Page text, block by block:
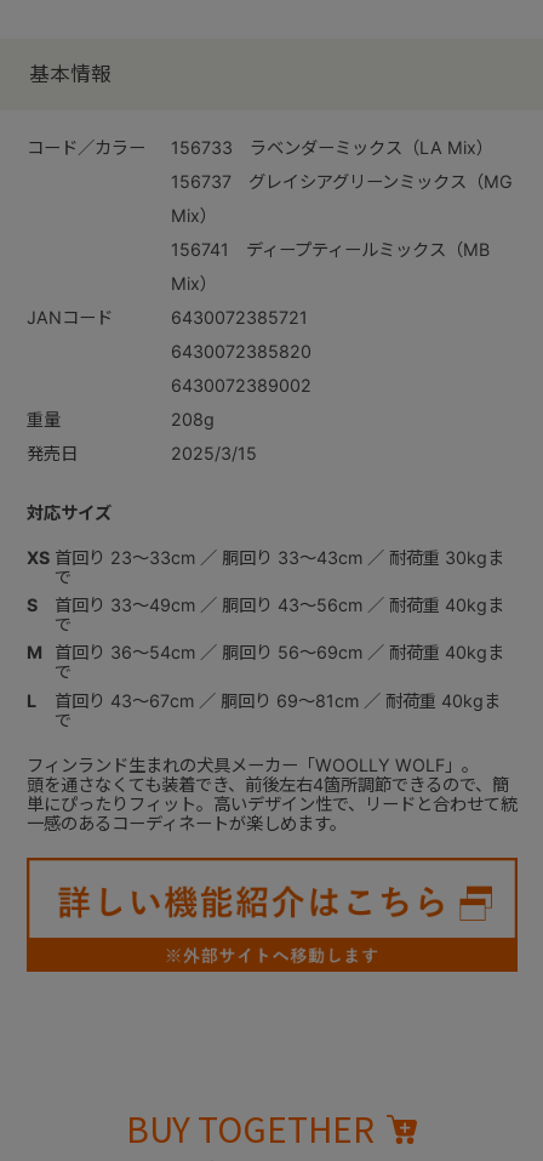
基本情報
コード／カラー
156733 ラベンダーミックス（LA Mix）
156737 グレイシアグリーンミックス（MG
Mix）
156741 ディープティールミックス（MB
Mix）
JANコード
6430072385721
6430072385820
6430072389002
重量
208g
発売日
2025/3/15
対応サイズ
XS 首回り 23～33cm ／ 胴回り 33～43cm ／ 耐荷重 30kgま
で
S
首回り 33～49cm ／ 胴回り 43～56cm ／ 耐荷重 40kgま
で
M
首回り 36～54cm ／ 胴回り 56～69cm ／ 耐荷重 40kgま
で
L
首回り 43～67cm ／ 胴回り 69～81cm ／ 耐荷重 40kgま
で
フィンランド生まれの犬具メーカー「WOOLLY WOLF」。
頭を通さなくても装着でき、前後左右4箇所調節できるので、簡
単にぴったりフィット。高いデザイン性で、リードと合わせて統
一感のあるコーディネートが楽しめます。
BUY TOGETHER